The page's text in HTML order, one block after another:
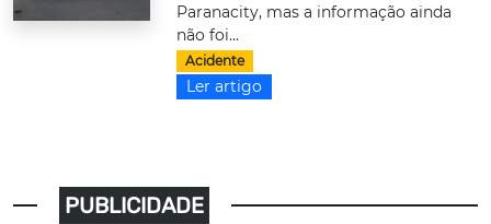
Paranacity, mas a informação ainda
não foi...
Acidente
Ler artigo
PUBLICIDADE